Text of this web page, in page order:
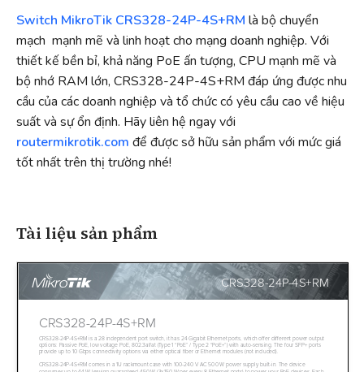
Switch MikroTik CRS328-24P-4S+RM là bộ chuyển
mạch mạnh mẽ và linh hoạt cho mạng doanh nghiệp. Với
thiết kế bền bỉ, khả năng PoE ấn tượng, CPU mạnh mẽ và
bộ nhớ RAM lớn, CRS328-24P-4S+RM đáp ứng được nhu
cầu của các doanh nghiệp và tổ chức có yêu cầu cao về hiệu
suất và sự ổn định. Hãy liên hệ ngay với
routermikrotik.com để được sở hữu sản phẩm với mức giá
tốt nhất trên thị trường nhé!
Tài liệu sản phẩm